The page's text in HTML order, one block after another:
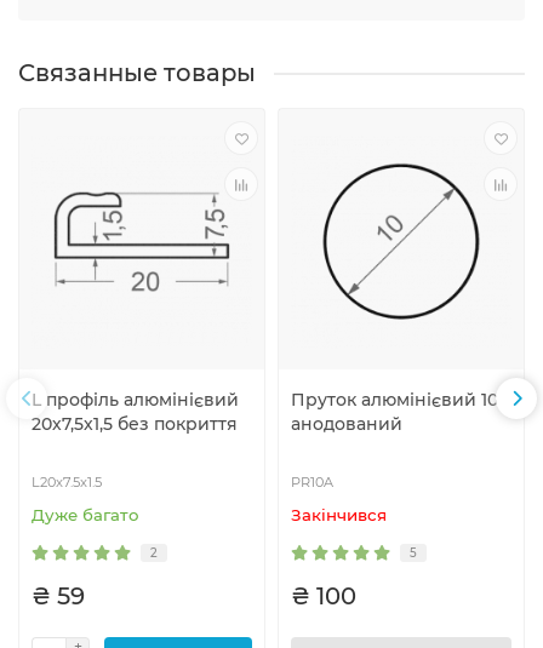
Связанные товары
L профіль алюмінієвий
20х7,5х1,5 без покриття
L20x7.5x1.5
Дуже багато
2
₴ 59
Пруток алюмінієвий 10
анодований
PR10A
Закiнчився
5
₴ 100